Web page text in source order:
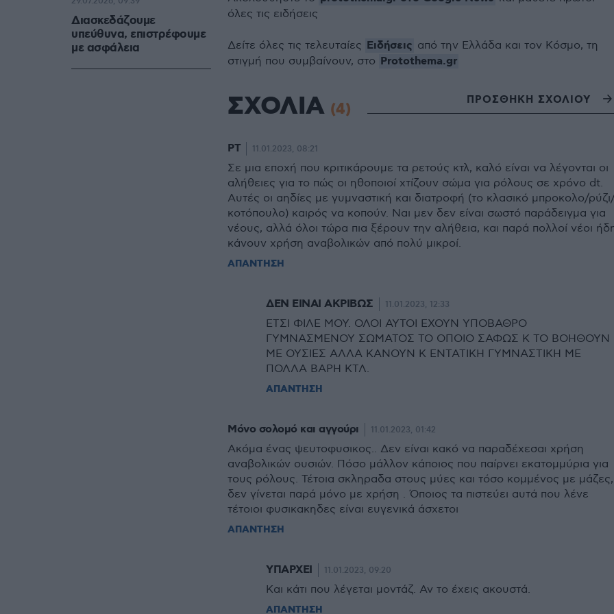
Διασκεδάζουμε
υπεύθυνα, επιστρέφουμε
με ασφάλεια
όλες τις ειδήσεις
Δείτε όλες τις τελευταίες Ειδήσεις από την Ελλάδα και τον Κόσμο, τη
στιγμή που συμβαίνουν, στο Protothema.gr
ΣΧΟΛΙΑ (4) ΠΡΟΣΘΗΚΗ ΣΧΟΛΙΟΥ
PT 11.01.2023, 08:21
Σε μια εποχή που κριτικάρουμε τα ρετούς κτλ, καλό είναι να λέγονται οι
αλήθειες για το πώς οι ηθοποιοί χτίζουν σώμα για ρόλους σε χρόνο dt.
Αυτές οι αηδίες με γυμναστική και διατροφή (το κλασικό μπροκολο/
κοτόπουλο) καιρός να κοπούν. Ναι μεν δεν είναι σωστό παράδειγμα για
νέους, αλλά όλοι τώρα πια ξέρουν την αλήθεια, και παρά πολλοί νέοι
κάνουν χρήση αναβολικών από πολύ μικροί.
ΑΠΑΝΤΗΣΗ
ΔΕΝ ΕΙΝΑΙ ΑΚΡΙΒΩΣ 11.01.2023, 12:33
ΕΤΣΙ ΦΙΛΕ ΜΟΥ. ΟΛΟΙ ΑΥΤΟΙ ΕΧΟΥΝ ΥΠΟΒΑΘΡΟ
ΓΥΜΝΑΣΜΕΝΟΥ ΣΩΜΑΤΟΣ ΤΟ ΟΠΟΙΟ ΣΑΦΩΣ Κ ΤΟ ΒΟΗΘΟΥΝ
ΜΕ ΟΥΣΙΕΣ ΑΛΛΑ ΚΑΝΟΥΝ Κ ΕΝΤΑΤΙΚΗ ΓΥΜΝΑΣΤΙΚΗ ΜΕ
ΠΟΛΛΑ ΒΑΡΗ ΚΤΛ.
ΑΠΑΝΤΗΣΗ
Μόνο σολομό και αγγούρι 11.01.2023, 01:42
Ακόμα ένας ψευτοφυσικος.. Δεν είναι κακό να παραδέχεσαι χρήση
αναβολικών ουσιών. Πόσο μάλλον κάποιος που παίρνει εκατομμύρια για
τους ρόλους. Τέτοια σκληραδα στους μύες και τόσο κομμένος με μάζες,
δεν γίνεται παρά μόνο με χρήση . Όποιος τα πιστεύει αυτά που λένε
τέτοιοι φυσικακηδες είναι ευγενικά άσχετοι
ΑΠΑΝΤΗΣΗ
ΥΠΑΡΧΕΙ 11.01.2023, 09:20
Και κάτι που λέγεται μοντάζ. Αν το έχεις ακουστά.
ΑΠΑΝΤΗΣΗ